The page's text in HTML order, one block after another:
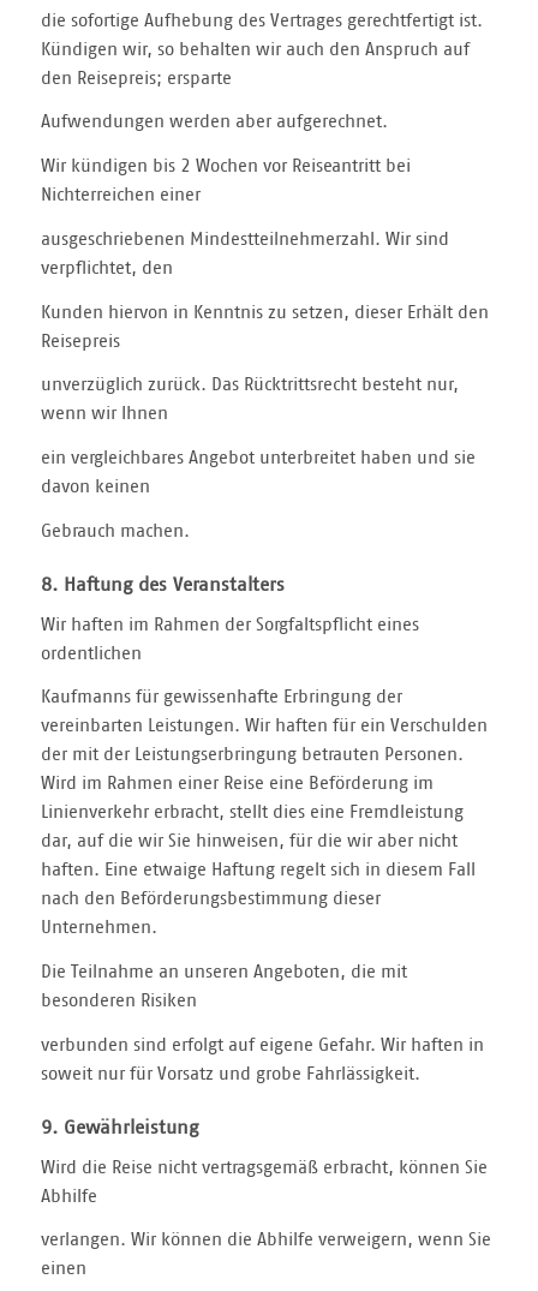
die sofortige Aufhebung des Vertrages gerechtfertigt ist.
Kündigen wir, so behalten wir auch den Anspruch auf
den Reisepreis; ersparte
Aufwendungen werden aber aufgerechnet.
Wir kündigen bis 2 Wochen vor Reiseantritt bei
Nichterreichen einer
ausgeschriebenen Mindestteilnehmerzahl. Wir sind
verpflichtet, den
Kunden hiervon in Kenntnis zu setzen, dieser Erhält den
Reisepreis
unverzüglich zurück. Das Rücktrittsrecht besteht nur,
wenn wir Ihnen
ein vergleichbares Angebot unterbreitet haben und sie
davon keinen
Gebrauch machen.
8. Haftung des Veranstalters
Wir haften im Rahmen der Sorgfaltspflicht eines
ordentlichen
Kaufmanns für gewissenhafte Erbringung der
vereinbarten Leistungen. Wir haften für ein Verschulden
der mit der Leistungserbringung betrauten Personen.
Wird im Rahmen einer Reise eine Beförderung im
Linienverkehr erbracht, stellt dies eine Fremdleistung
dar, auf die wir Sie hinweisen, für die wir aber nicht
haften. Eine etwaige Haftung regelt sich in diesem Fall
nach den Beförderungsbestimmung dieser
Unternehmen.
Die Teilnahme an unseren Angeboten, die mit
besonderen Risiken
verbunden sind erfolgt auf eigene Gefahr. Wir haften in
soweit nur für Vorsatz und grobe Fahrlässigkeit.
9. Gewährleistung
Wird die Reise nicht vertragsgemäß erbracht, können Sie
Abhilfe
verlangen. Wir können die Abhilfe verweigern, wenn Sie
einen